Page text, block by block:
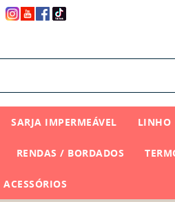
SARJA IMPERMEÁVEL LINHO
RENDAS / BORDADOS
ACESSÓRIOS